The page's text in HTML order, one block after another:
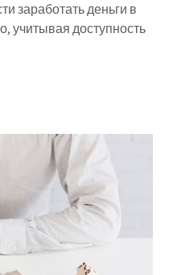
заработать деньги в
учитывая доступность